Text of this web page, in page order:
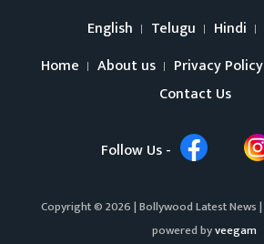
English Telugu Hindi
Home
About us Privacy Policy
Contact Us
Follow Us -
Copyright © 2026 |Bollywood Latest News|
powered byveegam